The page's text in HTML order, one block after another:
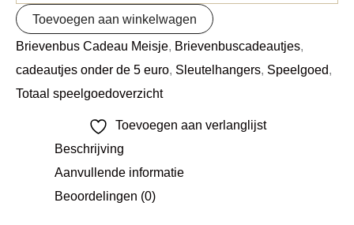
Toevoegen aan winkelwagen
Brievenbus Cadeau Meisje Brievenbuscadeautjes
cadeautjes onder de 5 euro Sleutelhangers Speelgoed
Totaal speelgoedoverzicht
Toevoegen aan verlanglijst
Beschrijving
Aanvullende informatie
Beoordelingen (0)